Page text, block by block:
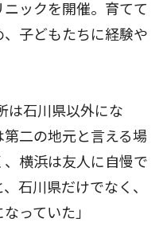
ックを開催。育てて
子どもたちに経験や
石川県以外にな
二の地元と言える場
横浜は友人に自慢で
石川県だけでなく、
っていた」